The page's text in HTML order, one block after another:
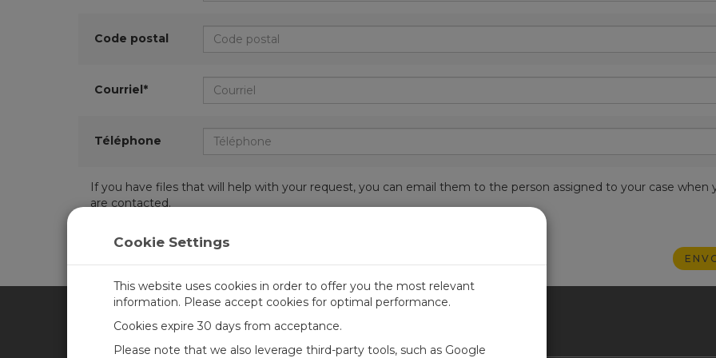
Code postal
Courriel*
Téléphone
If you have files that will help with your request, you can email them to the person assigned to your case when
are contacted.
CAMPBELL SCIENTIFIC FRANCE
Cookie Settings
This website uses cookies in order to offer you the most relevant
information. Please accept cookies for optimal performance.
Cookies expire 30 days from acceptance.
Please note that we also leverage third-party tools, such as Google